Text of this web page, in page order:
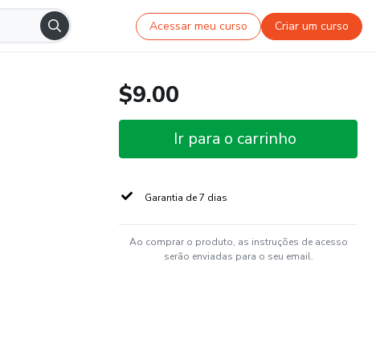
Acessar meu curso Criar um curso
$9.00
Ir para o carrinho
Garantia de 7 dias
Ao comprar o produto, as instruções de acesso
serão enviadas para o seu email.